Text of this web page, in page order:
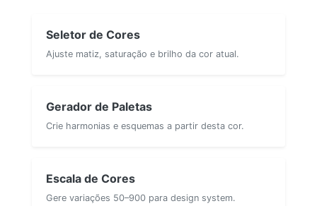
Seletor de Cores
Ajuste matiz, saturação e brilho da cor atual.
Gerador de Paletas
Crie harmonias e esquemas a partir desta cor.
Escala de Cores
Gere variações 50–900 para design system.